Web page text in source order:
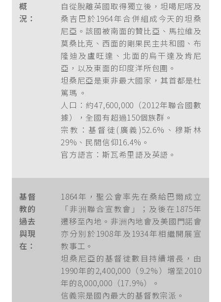
概
況：
自從脫離英國取得獨立後，坦噶尼喀及
桑吉巴於1964年合併組成今天的坦桑
尼亞。該國被南面的贊比亞、馬拉維及
莫桑比克、西面的剛果民主共和國、布
隆迪及盧旺達、北面的烏干達及肯尼
亞，以及東面的印度洋所包圍。
坦桑尼亞是東非最大國家，其首都是杜
篤瑪 。
人口：約47,600,000（2012年聯合國數
據），全國有超過150個族群。
宗教：基督徒(廣義)52.6%、穆斯林
29%、民間信仰16.4%。
官方語言：斯瓦希里語及英語。
基督
教的
過去
與現
在：
1864年，聖公會率先在桑給巴爾成立
「非洲聯合宣教會」；及後在1875年
遷移至內地。非洲內地會及美國門諾會
亦分別於1908年及1934年相繼開展宣
教事工。
坦桑尼亞的基督徒數目持續增長，由
1990年的2,400,000（9.2%）增至2010
年的8,000,000（17.9%）。
信義宗是國內最大的基督教宗派。